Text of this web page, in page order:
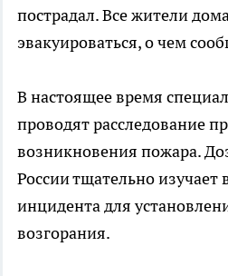
пострадал. Все жители
эвакуироваться, о чем
В настоящее время
проводят расследование
возникновения пожара.
России тщательно изучает
инцидента для
возгорания.